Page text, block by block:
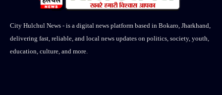
City Hulchul News - is a digital news platform based in Bokaro, Jharkhand,
delivering fast, reliable, and local news updates on politics, society, youth,
education, culture, and more.